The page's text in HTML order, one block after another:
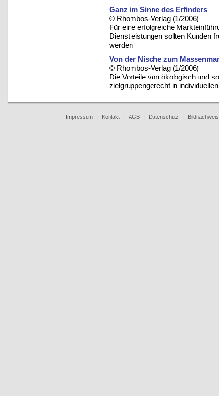
Ganz im Sinne des Erfinders
© Rhombos-Verlag (1/2006)
Für eine erfolgreiche
Dienstleistungen sollten Kunden
werden
Von der Nische zum
© Rhombos-Verlag (1/2006)
Die Vorteile von ökologisch und
zielgruppengerecht in
Impressum| Kontakt| AGB| Datenschutz Bildnachweis